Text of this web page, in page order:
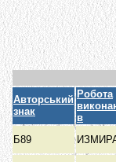
Авторський
знак
Робота
в
Б89